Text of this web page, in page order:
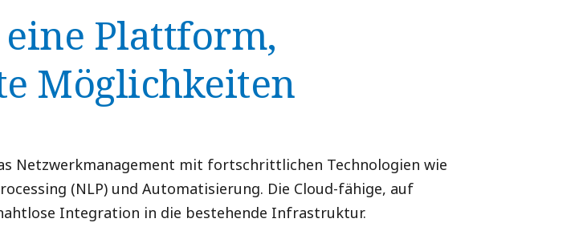
eine Plattform,
Möglichkeiten
Netzwerkmanagement mit fortschrittlichen Technologien wie
(NLP) und Automatisierung. Die Cloud-fähige, auf
Integration in die bestehende Infrastruktur.